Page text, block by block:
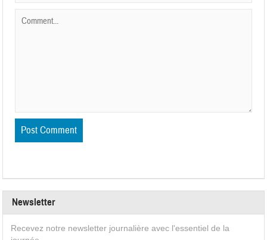
Newsletter
Recevez notre newsletter journalière avec l'essentiel de la